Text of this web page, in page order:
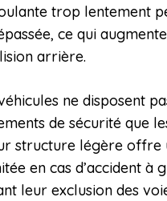
trop lentement
ce qui
arrière.
ne disposent
de sécurité que
structure légère offre
en cas d’accident à
leur exclusion des